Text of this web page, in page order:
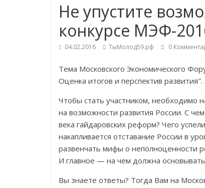
Не упустите
конкурсе МЭФ-
04.02.2016 ТыМолод59.рф 0
Тема Московского Экономического
Оценка итогов и перспектив развития".
Чтобы стать участником, необходимо
на возможности развития России. С
века гайдаровских реформ? Чего
накапливается отставание России в
развенчать мифы о неполноценности
И главное — на чем должна
Вы знаете ответы? Тогда Вам на